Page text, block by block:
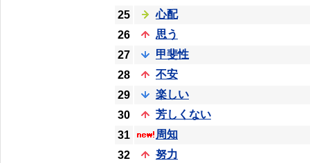
25
心配
26
思う
27
甲斐性
28
不安
29
楽しい
30
芳しくない
31
周知
32
努力